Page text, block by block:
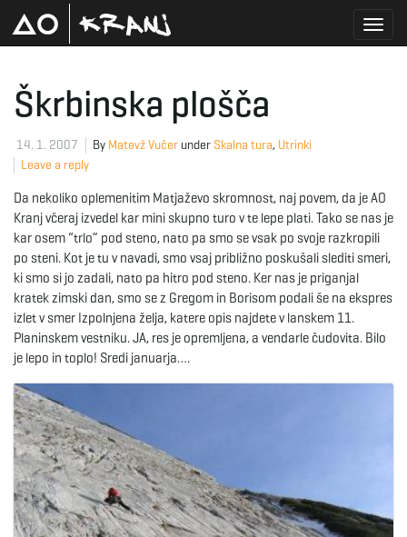
n
Škrbinska plošča
14. 1. 2007 By Matevž Vučer under Skalna tura, Utrinki
Leave a reply
Da nekoliko oplemenitim Matjaževo skromnost, naj povem, da je AO
Kranj včeraj izvedel kar mini skupno turo v te lepe plati. Tako se nas je
kar osem “trlo” pod steno, nato pa smo se vsak po svoje razkropili
po steni. Kot je tu v navadi, smo vsaj približno poskušali slediti smeri,
ki smo si jo zadali, nato pa hitro pod steno. Ker nas je priganjal
kratek zimski dan, smo se z Gregom in Borisom podali še na ekspres
izlet v smer Izpolnjena želja, katere opis najdete v lanskem 11.
Planinskem vestniku. JA, res je opremljena, a vendarle čudovita. Bilo
je lepo in toplo! Sredi januarja….